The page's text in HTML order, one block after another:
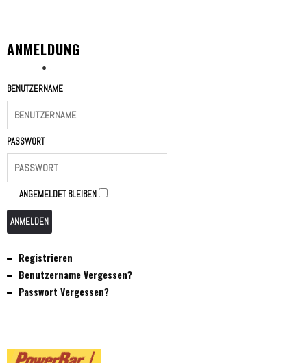
ANMELDUNG
BENUTZERNAME
PASSWORT
ANGEMELDET BLEIBEN
ANMELDEN
Registrieren
Benutzername Vergessen?
Passwort Vergessen?